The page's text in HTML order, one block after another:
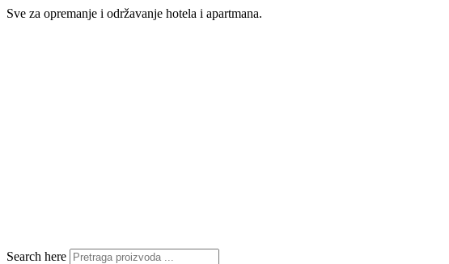
Sve za opremanje i održavanje hotela i apartmana.
Search here